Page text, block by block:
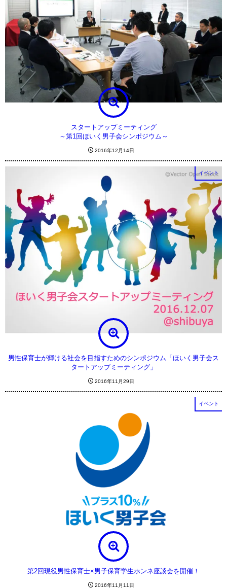
スタートアップミーティング
～第1回ほいく男子会シンポジウム～
2016年12月14日
男性保育士が輝ける社会を目指すためのシンポジウム「ほいく男子会ス
タートアップミーティング」
2016年11月29日
イベント
第2回現役男性保育士×男子保育学生ホンネ座談会を開催！
2016年11月11日
イベント